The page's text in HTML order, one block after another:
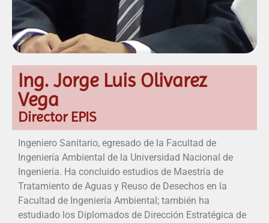
Ing. Jorge Luis Olivarez
Vega
Director EPIS
Ingeniero Sanitario, egresado de la Facultad de
Ingeniería Ambiental de la Universidad Nacional de
Ingeniería. Ha concluido estudios de Maestría de
Tratamiento de Aguas y Reuso de Desechos en la
Facultad de Ingeniería Ambiental; también ha
estudiado los Diplomados de Dirección Estratégica de